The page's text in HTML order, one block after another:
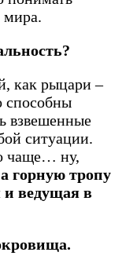
мира.
как рыцари –
способны
взвешенные
ситуации.
чаще… ну,
горную тропу
и ведущая в